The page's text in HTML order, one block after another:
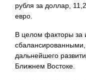
рубля за доллар,
евро.
В целом факторы за
сбалансированными,
дальнейшего
Ближнем Востоке.